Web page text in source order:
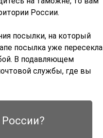
России.
посылки, на который
посылка уже пересекла
В подавляющем
службы, где вы